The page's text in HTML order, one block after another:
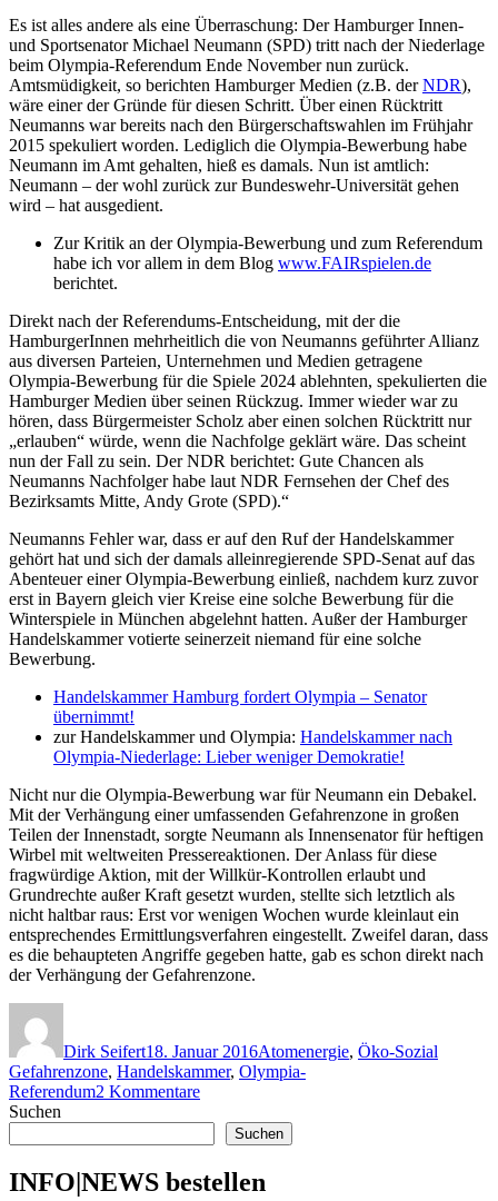
Es ist alles andere als eine Überraschung: Der Hamburger Innen-
und Sportsenator Michael Neumann (SPD) tritt nach der Niederlage
beim Olympia-Referendum Ende November nun zurück.
Amtsmüdigkeit, so berichten Hamburger Medien (z.B. derNDR),
wäre einer der Gründe für diesen Schritt. Über einen Rücktritt
Neumanns war bereits nach den Bürgerschaftswahlen im Frühjahr
2015 spekuliert worden. Lediglich die Olympia-Bewerbung habe
Neumann im Amt gehalten, hieß es damals. Nun ist amtlich:
Neumann – der wohl zurück zur Bundeswehr-Universität gehen
wird – hat ausgedient.
Zur Kritik an der Olympia-Bewerbung und zum Referendum
habe ich vor allem in dem Blog www.FAIRspielen.de
berichtet.
Direkt nach der Referendums-Entscheidung, mit der die
HamburgerInnen mehrheitlich die von Neumanns geführter Allianz
aus diversen Parteien, Unternehmen und Medien getragene
Olympia-Bewerbung für die Spiele 2024 ablehnten, spekulierten die
Hamburger Medien über seinen Rückzug. Immer wieder war zu
hören, dass Bürgermeister Scholz aber einen solchen Rücktritt nur
„erlauben“ würde, wenn die Nachfolge geklärt wäre. Das scheint
nun der Fall zu sein. Der NDR berichtet: Gute Chancen als
Neumanns Nachfolger habe laut NDR Fernsehen der Chef des
Bezirksamts Mitte, Andy Grote (SPD).“
Neumanns Fehler war, dass er auf den Ruf der Handelskammer
gehört hat und sich der damals alleinregierende SPD-Senat auf das
Abenteuer einer Olympia-Bewerbung einließ, nachdem kurz zuvor
erst in Bayern gleich vier Kreise eine solche Bewerbung für die
Winterspiele in München abgelehnt hatten. Außer der Hamburger
Handelskammer votierte seinerzeit niemand für eine solche
Bewerbung.
Handelskammer Hamburg fordert Olympia – Senator
übernimmt!
zur Handelskammer und Olympia: Handelskammer nach
Olympia-Niederlage: Lieber weniger Demokratie!
Nicht nur die Olympia-Bewerbung war für Neumann ein Debakel.
Mit der Verhängung einer umfassenden Gefahrenzone in großen
Teilen der Innenstadt, sorgte Neumann als Innensenator für heftigen
Wirbel mit weltweiten Pressereaktionen. Der Anlass für diese
fragwürdige Aktion, mit der Willkür-Kontrollen erlaubt und
Grundrechte außer Kraft gesetzt wurden, stellte sich letztlich als
nicht haltbar raus: Erst vor wenigen Wochen wurde kleinlaut ein
entsprechendes Ermittlungsverfahren eingestellt. Zweifel daran, dass
es die behaupteten Angriffe gegeben hatte, gab es schon direkt nach
der Verhängung der Gefahrenzone.
Dirk Seifert18. Januar 2016Atomenergie, Öko-Sozial
Gefahrenzone, Handelskammer, Olympia-
Referendum2 Kommentarezu
Olympia-
Referendum:
Innen-
und
Suchen
Suchen
INFO|NEWS bestellen